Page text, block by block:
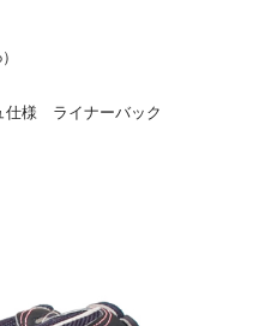
仕様 ライナーバック